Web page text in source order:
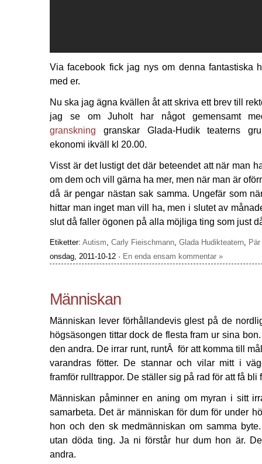
Via facebook fick jag nys om denna fantastiska
med er.
Nu ska jag ägna kvällen åt att skriva ett brev till
jag se om Juholt har något gemensamt
granskning granskar Glada-Hudik teaterns
ekonomi ikväll kl 20.00.
Visst är det lustigt det där beteendet att när man
om dem och vill gärna ha mer, men när man är
då är pengar nästan sak samma. Ungefär som
hittar man inget man vill ha, men i slutet av
slut då faller ögonen på alla möjliga ting som just
Etiketter: Autism Carly Fieischmann Glada Hudikteatern
onsdag, 2011-10-12 · En enda ensam kommentar »
Människan
Människan lever förhållandevis glest på de
högsäsongen tittar dock de flesta fram ur sina
den andra. De irrar runt, runtÂ för att komma till
varandras fötter. De stannar och vilar mitt i
framför rulltrappor. De ställer sig på rad för att få bli
Människan påminner en aning om myran i sitt
samarbeta. Det är människan för dum för under
hon och den sk medmänniskan om samma
utan döda ting. Ja ni förstår hur dum hon är.
andra.